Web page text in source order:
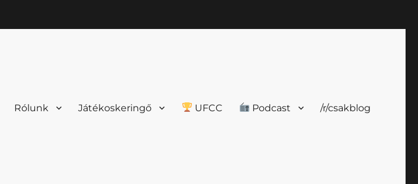
Rólunk Játékoskeringő UFCC Podcast /r/csakblog